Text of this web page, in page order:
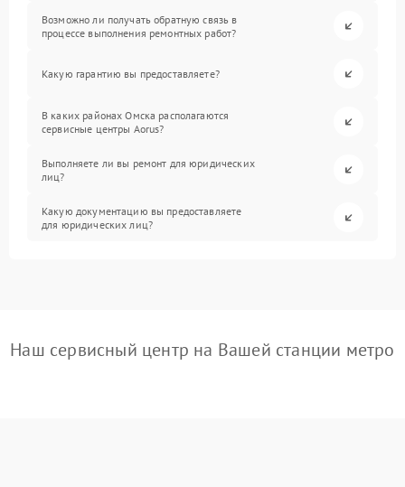
Возможно ли получать обратную связь в
процессе выполнения ремонтных работ?
Какую гарантию вы предоставляете?
В каких районах Омска располагаются
сервисные центры Aorus?
Выполняете ли вы ремонт для юридических
лиц?
Какую документацию вы предоставляете
для юридических лиц?
Наш сервисный центр на Вашей станции метро